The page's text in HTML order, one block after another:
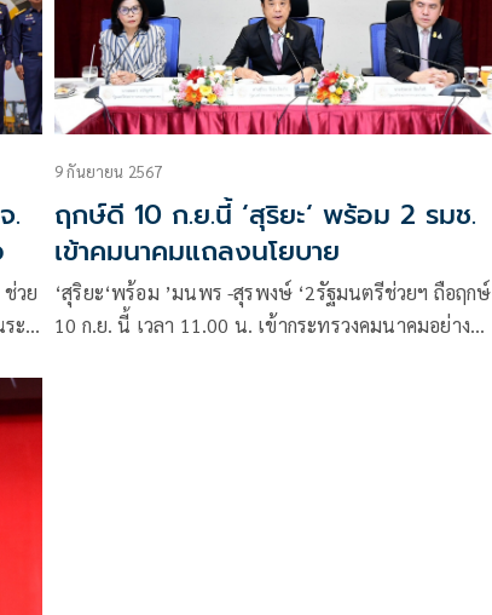
ฐ
.
วย
ระบุ
9 กันยายน 2567
ฤกษ์ดี 10 ก.ย.นี้ ‘สุริยะ‘ พร้อม 2 รมช.
เข้าคมนาคมแถลงนโยบาย
‘สุริยะ‘พร้อม ’มนพร -สุรพงษ์ ‘2รัฐมนตรีช่วยฯ ถือฤกษ์
10 ก.ย. นี้ เวลา 11.00 น. เข้ากระทรวงคมนาคมอย่าง